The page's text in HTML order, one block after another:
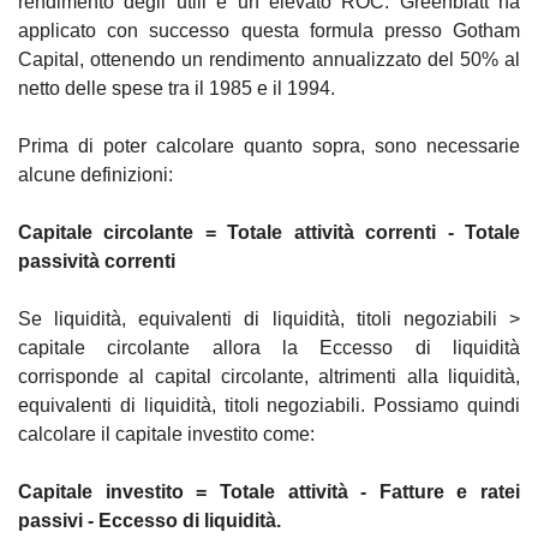
applicato con successo questa formula presso Gotham
Capital, ottenendo un rendimento annualizzato del 50% al
netto delle spese tra il 1985 e il 1994.
Prima di poter calcolare quanto sopra, sono necessarie
alcune definizioni:
Capitale circolante = Totale attività correnti - Totale
passività correnti
Se liquidità, equivalenti di liquidità, titoli negoziabili >
capitale circolante allora la Eccesso di liquidità
corrisponde al capital circolante, altrimenti alla liquidità,
equivalenti di liquidità, titoli negoziabili. Possiamo quindi
calcolare il capitale investito come:
Capitale investito = Totale attività - Fatture e ratei
passivi - Eccesso di liquidità.